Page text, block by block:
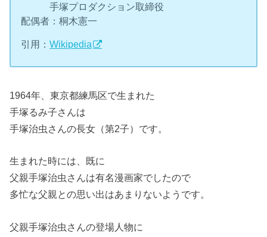
手塚プロダクション取締役
配偶者：桐木憲一
引用：Wikipedia
1964年、東京都練馬区で生まれた
手塚るみ子さんは
手塚治虫さんの長女（第2子）です。
生まれた時には、既に
父親手塚治虫さんは有名漫画家でしたので
多忙な父親との思い出はあまりないようです。
父親手塚治虫さんの登場人物に